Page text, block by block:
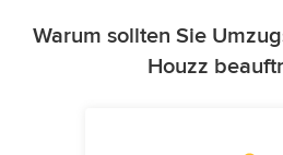
Warum sollten Sie
Houzz